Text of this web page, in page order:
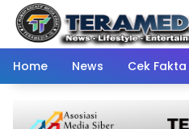
Skip
content
Home
News Cek Fakta